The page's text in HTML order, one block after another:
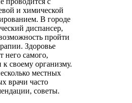
и химической
В городе
диспансер,
пройти
Здоровье
него самого,
к своему организму.
местных
врачи часто
советы.